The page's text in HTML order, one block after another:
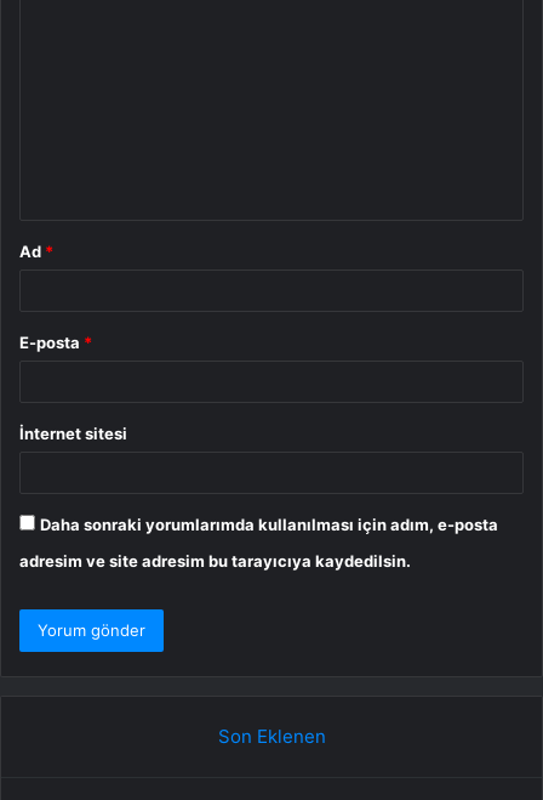
Ad *
E-posta *
İnternet sitesi
Daha sonraki yorumlarımda kullanılması için adım, e-posta
adresim ve site adresim bu tarayıcıya kaydedilsin.
Son Eklenen